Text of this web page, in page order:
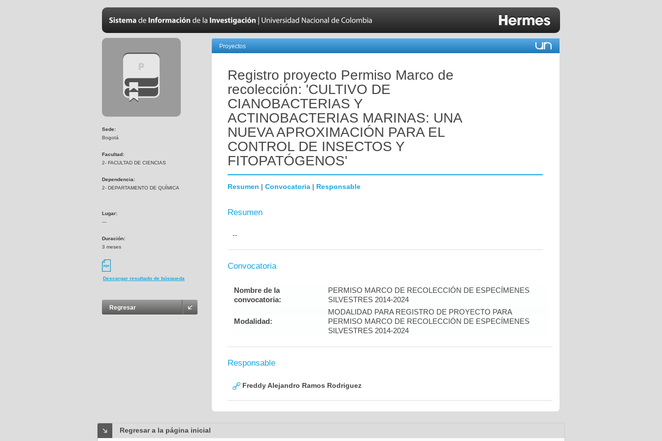
Sede:
Bogotá
Facultad:
2- FACULTAD DE CIENCIAS
Dependencia:
2- DEPARTAMENTO DE QUÍMICA
Lugar:
---
Duración:
3 meses
Descargar resultado de búsqueda
Regresar
Proyectos
Registro proyecto Permiso Marco de
recolección: 'CULTIVO DE
CIANOBACTERIAS Y
ACTINOBACTERIAS MARINAS: UNA
NUEVA APROXIMACIÓN PARA EL
CONTROL DE INSECTOS Y
FITOPATÓGENOS'
Resumen | Convocatoria | Responsable
Resumen
--
Convocatoria
Nombre de la
convocatoria:
PERMISO MARCO DE RECOLECCIÓN DE ESPECÍMENES
SILVESTRES 2014-2024
Modalidad:
MODALIDAD PARA REGISTRO DE PROYECTO PARA
PERMISO MARCO DE RECOLECCIÓN DE ESPECÍMENES
SILVESTRES 2014-2024
Responsable
Freddy Alejandro Ramos Rodriguez
Regresar a la página inicial